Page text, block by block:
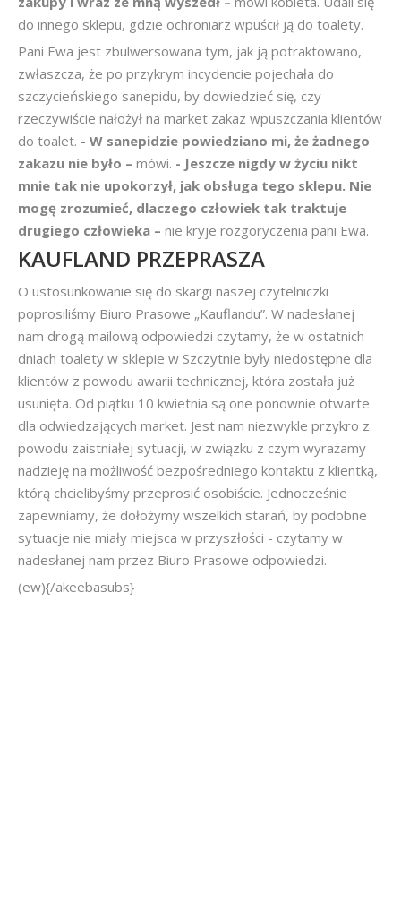
do innego sklepu, gdzie ochroniarz wpuścił ją do toalety.
Pani Ewa jest zbulwersowana tym, jak ją potraktowano,
zwłaszcza, że po przykrym incydencie pojechała do
szczycieńskiego sanepidu, by dowiedzieć się, czy
rzeczywiście nałożył na market zakaz wpuszczania klientów
do toalet. - W sanepidzie powiedziano mi, że żadnego
zakazu nie było – mówi. - Jeszcze nigdy w życiu nikt
mnie tak nie upokorzył, jak obsługa tego sklepu. Nie
mogę zrozumieć, dlaczego człowiek tak traktuje
drugiego człowieka – nie kryje rozgoryczenia pani Ewa.
KAUFLAND PRZEPRASZA
O ustosunkowanie się do skargi naszej czytelniczki
poprosiliśmy Biuro Prasowe „Kauflandu”. W nadesłanej
nam drogą mailową odpowiedzi czytamy, że w ostatnich
dniach toalety w sklepie w Szczytnie były niedostępne dla
klientów z powodu awarii technicznej, która została już
usunięta. Od piątku 10 kwietnia są one ponownie otwarte
dla odwiedzających market. Jest nam niezwykle przykro z
powodu zaistniałej sytuacji, w związku z czym wyrażamy
nadzieję na możliwość bezpośredniego kontaktu z klientką,
którą chcielibyśmy przeprosić osobiście. Jednocześnie
zapewniamy, że dołożymy wszelkich starań, by podobne
sytuacje nie miały miejsca w przyszłości - czytamy w
nadesłanej nam przez Biuro Prasowe odpowiedzi.
(ew){/akeebasubs}